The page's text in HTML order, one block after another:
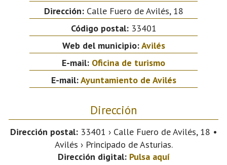
Dirección:Calle Fuero de Avilés, 18
Código postal:33401
Web del municipio:Avilés
E-mail: Oficina de turismo
E-mail:Ayuntamiento de Avilés
Dirección
Dirección postal:33401 › Calle Fuero de Avilés, 18 •
Avilés › Principado de Asturias.
Dirección digital: Pulsa aquí